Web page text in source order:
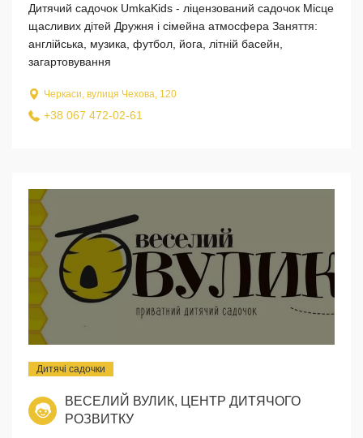
Дитячий садочок UmkaKids - ліцензований садочок Місце
щасливих дітей Дружня і сімейна атмосфера Заняття:
англійська, музика, футбол, йога, літній басейн,
загартовування
Черкаси, вулиця Чехова, 120
+38 067 472-02-61
Дитячі садочки
ВЕСЕЛИЙ ВУЛИК, ЦЕНТР ДИТЯЧОГО
РОЗВИТКУ